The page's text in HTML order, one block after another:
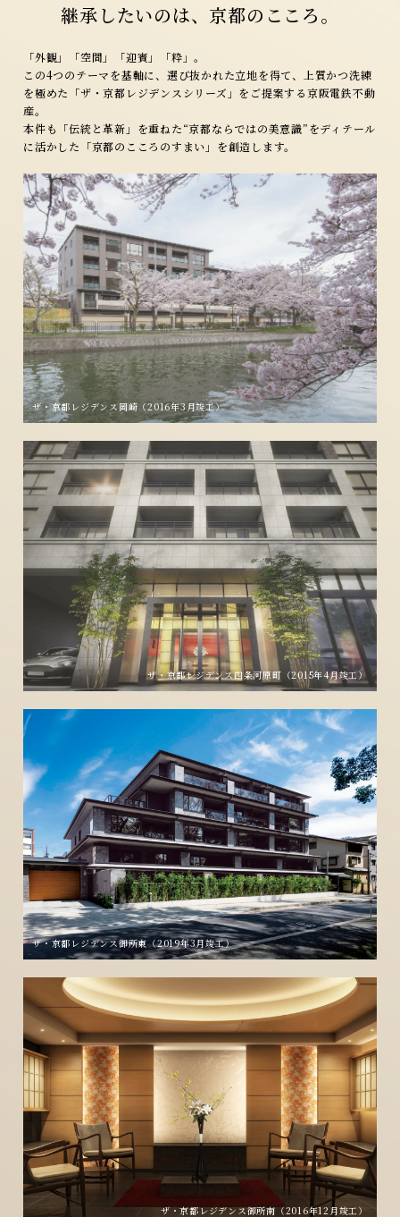
継承したいのは、京都のこころ。
「外観」「空間」「迎賓」「粋」。
この4つのテーマを基軸に、選び抜かれた立地を得て、
上質かつ洗練
を極めた「ザ・京都レジデンスシリーズ」を ご提案する京阪電鉄不動
産。
本件も「伝統と革新」を重ねた“京都ならではの美意識”をディテール
に活かした「京都のこころのすまい」を創造します。
ザ・京都レジデンス岡崎（2016年3月竣工）
ザ・京都レジデンス四条河原町（2015年4月竣工）
ザ・京都レジデンス御所東（2019年3月竣工）
ザ・京都レジデンス御所南（2016年12月竣工）